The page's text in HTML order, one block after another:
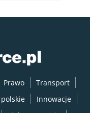
Prawo
Transport
Innowacje